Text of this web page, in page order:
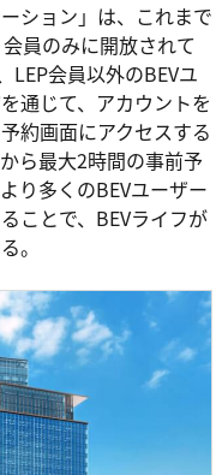
ション」は、これまで
員のみに開放されて
LEP会員以外のBEVユ
通じて、アカウントを
約画面にアクセスする
ら最大2時間の事前予
り多くのBEVユーザー
ことで、BEVライフが
。